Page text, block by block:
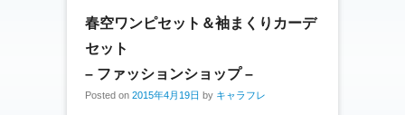
春空ワンピセット＆袖まくりカーデ
セット
– ファッションショップ –
Posted on 2015年4月19日 by キャラフレ